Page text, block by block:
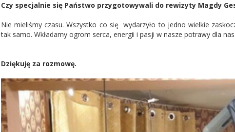
Czy specjalnie się Państwo przygotowywali do rewizyty Magdy
Nie mieliśmy czasu. Wszystko co się wydarzyło to jedno wielkie
tak samo. Wkładamy ogrom serca, energii i pasji w nasze potrawy dla
Dziękuję za rozmowę.